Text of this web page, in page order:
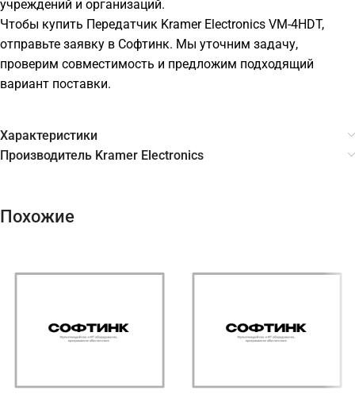
учреждений и организаций.
Чтобы купить Передатчик Kramer Electronics VM-4HDT,
отправьте заявку в Софтинк. Мы уточним задачу,
проверим совместимость и предложим подходящий
вариант поставки.
Характеристики
Производитель Kramer Electronics
Похожие